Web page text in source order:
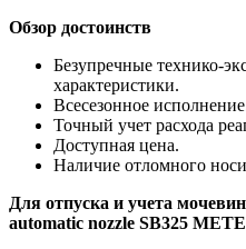
Обзор достоинств
Безупречные технико-
характеристики.
Всесезонное
Точный учет расхода
Доступная цена.
Наличие отломного
Для отпуска и учета
automatic nozzle SB325